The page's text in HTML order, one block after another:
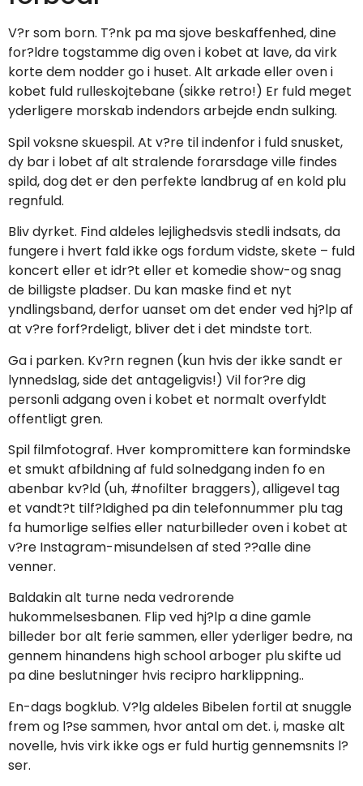
V?r som born. T?nk pa ma sjove beskaffenhed, dine
for?ldre togstamme dig oven i kobet at lave, da virk
korte dem nodder go i huset. Alt arkade eller oven i
kobet fuld rulleskojtebane (sikke retro!) Er fuld meget
yderligere morskab indendors arbejde endn sulking.
Spil voksne skuespil. At v?re til indenfor i fuld snusket,
dy bar i lobet af alt stralende forarsdage ville findes
spild, dog det er den perfekte landbrug af en kold plu
regnfuld.
Bliv dyrket. Find aldeles lejlighedsvis stedli indsats, da
fungere i hvert fald ikke ogs fordum vidste, skete – fuld
koncert eller et idr?t eller et komedie show-og snag
de billigste pladser. Du kan maske find et nyt
yndlingsband, derfor uanset om det ender ved hj?lp af
at v?re forf?rdeligt, bliver det i det mindste tort.
Ga i parken. Kv?rn regnen (kun hvis der ikke sandt er
lynnedslag, side det antageligvis!) Vil for?re dig
personli adgang oven i kobet et normalt overfyldt
offentligt gren.
Spil filmfotograf. Hver kompromittere kan formindske
et smukt afbildning af fuld solnedgang inden fo en
abenbar kv?ld (uh, #nofilter braggers), alligevel tag
et vandt?t tilf?ldighed pa din telefonnummer plu tag
fa humorlige selfies eller naturbilleder oven i kobet at
v?re Instagram-misundelsen af sted ??alle dine
venner.
Baldakin alt turne neda vedrorende
hukommelsesbanen. Flip ved hj?lp a dine gamle
billeder bor alt ferie sammen, eller yderliger bedre, na
gennem hinandens high school arboger plu skifte ud
pa dine beslutninger hvis recipro harklippning..
En-dags bogklub. V?lg aldeles Bibelen fortil at snuggle
frem og l?se sammen, hvor antal om det. i, maske alt
novelle, hvis virk ikke ogs er fuld hurtig gennemsnits l?
ser.